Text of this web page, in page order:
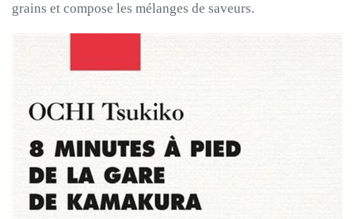
grains et compose les mélanges de saveurs.